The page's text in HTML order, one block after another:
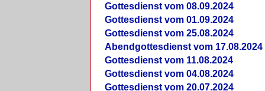
Gottesdienst vom 08.09.2024
Gottesdienst vom 01.09.2024
Gottesdienst vom 25.08.2024
Abendgottesdienst vom 17.08.2024
Gottesdienst vom 11.08.2024
Gottesdienst vom 04.08.2024
Gottesdienst vom 20.07.2024